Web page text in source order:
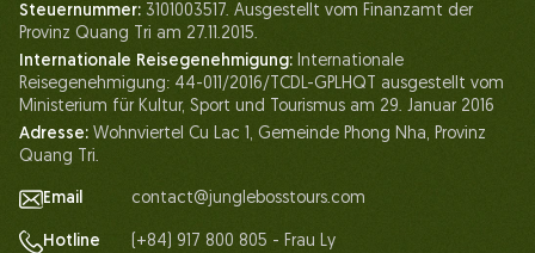
Leben bei Jungle Boss
Unsere Zertifikate
Partnerschaft
Kontaktieren Sie uns
Steuernummer: 3101003517. Ausgestellt vom Finanzamt der
Provinz Quang Tri am 27.11.2015.
Internationale Reisegenehmigung: Internationale
Reisegenehmigung: 44-011/2016/TCDL-GPLHQT ausgestellt vom
Ministerium für Kultur, Sport und Tourismus am 29. Januar 2016
Adresse: Wohnviertel Cu Lac 1, Gemeinde Phong Nha, Provinz
Quang Tri.
Email contact@junglebosstours.com
Hotline
(+84) 917 800 805 - Frau Ly